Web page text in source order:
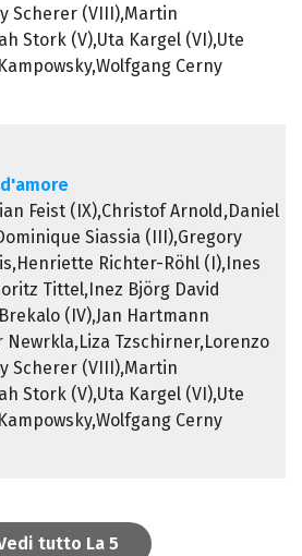
Scherer (VIII),Martin
Stork (V),Uta Kargel (VI),Ute
Cerny
Feist (IX),Christof Arnold,Daniel
Siassia (III),Gregory
Richter-Röhl (I),Ines
Tittel,Inez Björg David
(IV),Jan Hartmann
Newrkla,Liza Tzschirner,Lorenzo
Scherer (VIII),Martin
Stork (V),Uta Kargel (VI),Ute
Cerny
tutto La 5